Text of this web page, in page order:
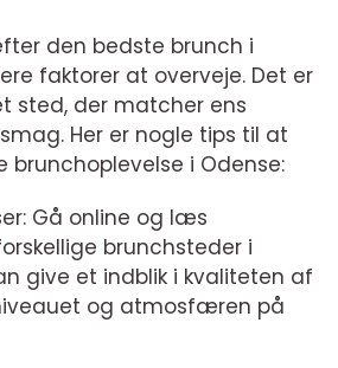
den bedste brunch i
faktorer at overveje. Det er
sted, der matcher ens
Her er nogle tips til at
brunchoplevelse i Odense:
Gå online og læs
brunchsteder i
give et indblik i kvaliteten af
og atmosfæren på